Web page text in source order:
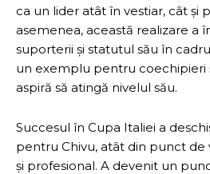
ca un lider atât în vestiar, cât și
asemenea, această realizare a
suporterii și statutul său în
un exemplu pentru coechipieri
aspiră să atingă nivelul său.
Succesul în Cupa Italiei a
pentru Chivu, atât din punct de
și profesional. A devenit un